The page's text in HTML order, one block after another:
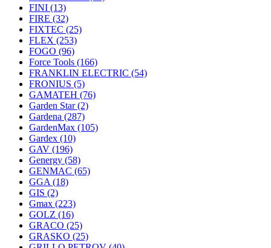
FINI (13)
FIRE (32)
FIXTEC (25)
FLEX (253)
FOGO (96)
Force Tools (166)
FRANKLIN ELECTRIC (54)
FRONIUS (5)
GAMATEH (76)
Garden Star(2)
Gardena (287)
GardenMax (105)
Gardex (10)
GAV (196)
Genergy (58)
GENMAC (65)
GGA (18)
GIS (2)
Gmax (223)
GOLZ (16)
GRACO (25)
GRASKO (25)